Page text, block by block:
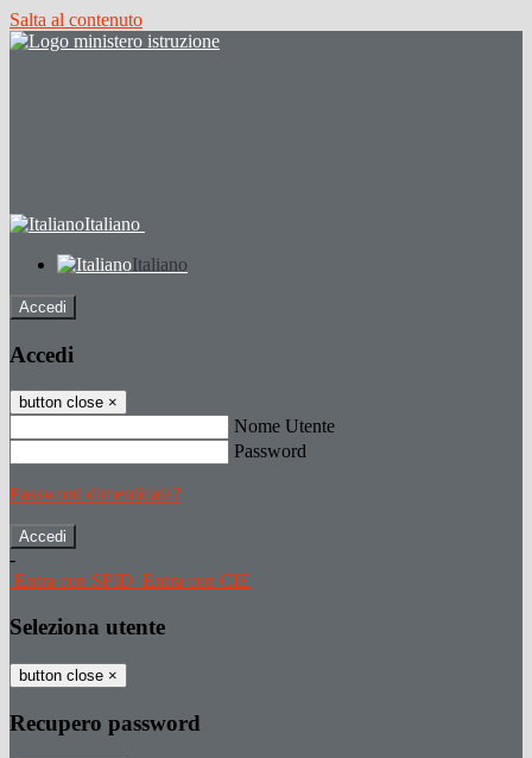
Salta al contenuto
Italiano
Italiano
Accedi
Accedi
button close ×
Nome Utente
Password
Password dimenticata?
-
Entra con SPID Entra con CIE
Seleziona utente
button close ×
Recupero password